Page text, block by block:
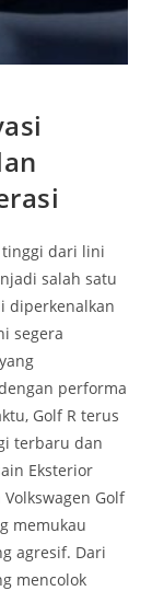
tinggi dari lini
salah satu
diperkenalkan
segera
performa
Golf R terus
terbaru dan
Eksterior
Golf
memukau
agresif. Dari
mencolok